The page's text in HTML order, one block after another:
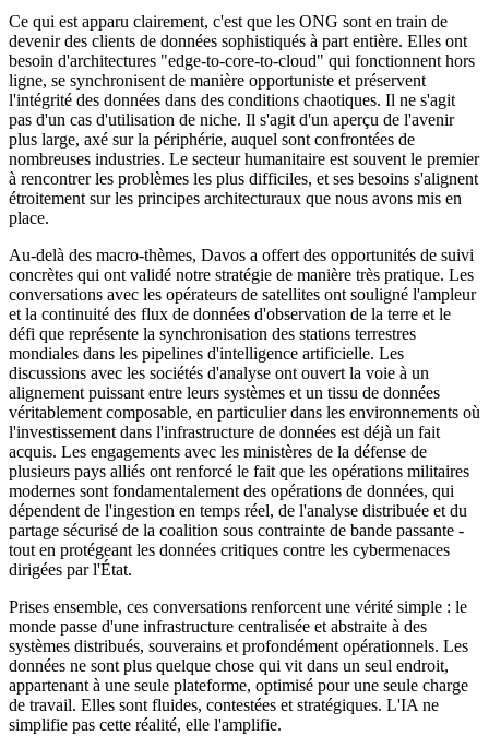
Ce qui est apparu clairement, c'est que les ONG sont en train de
devenir des clients de données sophistiqués à part entière. Elles ont
besoin d'architectures "edge-to-core-to-cloud" qui fonctionnent hors
ligne, se synchronisent de manière opportuniste et préservent
l'intégrité des données dans des conditions chaotiques. Il ne s'agit
pas d'un cas d'utilisation de niche. Il s'agit d'un aperçu de l'avenir
plus large, axé sur la périphérie, auquel sont confrontées de
nombreuses industries. Le secteur humanitaire est souvent le premier
à rencontrer les problèmes les plus difficiles, et ses besoins s'alignent
étroitement sur les principes architecturaux que nous avons mis en
place.
Au-delà des macro-thèmes, Davos a offert des opportunités de suivi
concrètes qui ont validé notre stratégie de manière très pratique. Les
conversations avec les opérateurs de satellites ont souligné l'ampleur
et la continuité des flux de données d'observation de la terre et le
défi que représente la synchronisation des stations terrestres
mondiales dans les pipelines d'intelligence artificielle. Les
discussions avec les sociétés d'analyse ont ouvert la voie à un
alignement puissant entre leurs systèmes et un tissu de données
véritablement composable, en particulier dans les environnements où
l'investissement dans l'infrastructure de données est déjà un fait
acquis. Les engagements avec les ministères de la défense de
plusieurs pays alliés ont renforcé le fait que les opérations militaires
modernes sont fondamentalement des opérations de données, qui
dépendent de l'ingestion en temps réel, de l'analyse distribuée et du
partage sécurisé de la coalition sous contrainte de bande passante -
tout en protégeant les données critiques contre les cybermenaces
dirigées par l'État.
Prises ensemble, ces conversations renforcent une vérité simple : le
monde passe d'une infrastructure centralisée et abstraite à des
systèmes distribués, souverains et profondément opérationnels. Les
données ne sont plus quelque chose qui vit dans un seul endroit,
appartenant à une seule plateforme, optimisé pour une seule charge
de travail. Elles sont fluides, contestées et stratégiques. L'IA ne
simplifie pas cette réalité, elle l'amplifie.